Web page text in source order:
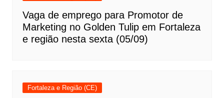
Vaga de emprego para Promotor de
Marketing no Golden Tulip em Fortaleza
e região nesta sexta (05/09)
Fortaleza e Região (CE)